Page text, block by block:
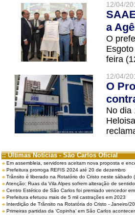
12/04/
a
O
feira
12/04/
O
No dia
:: Últimas Notícias - São Carlos Oficial
Em assembleia, servidores aceitam nova proposta e
Prefeitura prorroga REFIS 2024 até 20 de dezembro
Trânsito é liberado na Rotatório do Cristo neste sábado
Atenção: Ruas da Vila Alpes sofrem alteração de
Centro Estético de São Carlos foi premiado vencedor
Prefeitura efetuou mais de 5 mil castrações em 2023
Interdição de Trânsito na Rotatória do Cristo - Janeiro/
Primeiras partidas da ‘Copinha’ em São Carlos